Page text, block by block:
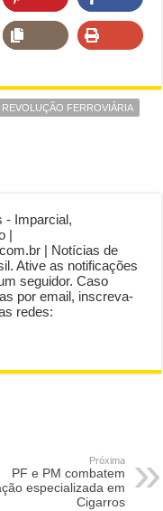
REVOLUÇÃO FERROVIÁRIA
- Imparcial,
|
| Notícias de
Ative as notificações
seguidor. Caso
por email, inscreva-
redes:
Próxima
PF e PM combatem
especializada em
Cigarros